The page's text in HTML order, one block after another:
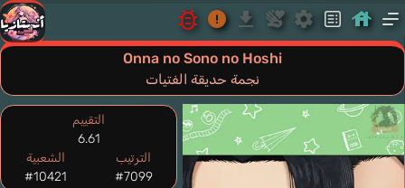
Onna no Sono no Hoshi
نجمة حديقة الفتيات
التقييم
6.61
الترتيب
#7099
الشعبية
#10421